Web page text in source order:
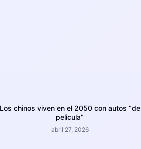
Los chinos viven en el 2050 con autos “de
pelìcula”
abril 27, 2026